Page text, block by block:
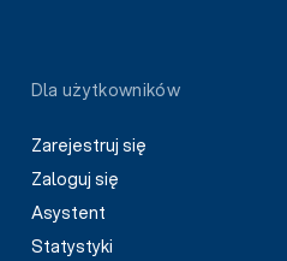
Dla użytkowników
Zarejestruj się
Zaloguj się
Asystent
Statystyki